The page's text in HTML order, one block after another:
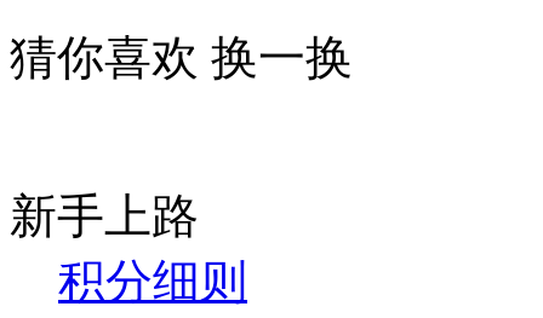
猜你喜欢 换一换
新手上路
积分细则